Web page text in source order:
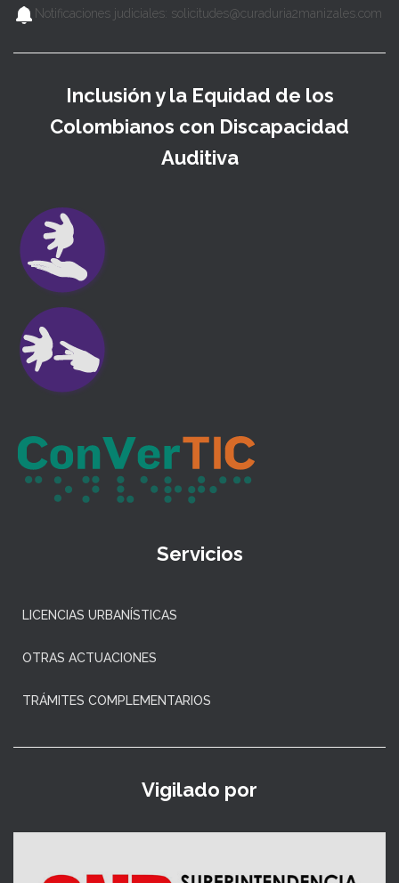
Notificaciones judiciales: solicitudes@curaduria2manizales.com
Inclusión y la Equidad de los
Colombianos con Discapacidad
Auditiva
Servicios
LICENCIAS URBANÍSTICAS
OTRAS ACTUACIONES
TRÁMITES COMPLEMENTARIOS
Vigilado por